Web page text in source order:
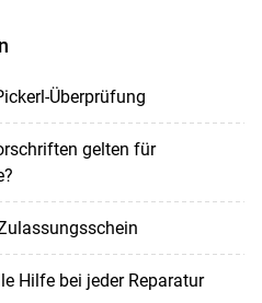
Überprüfung
gelten für
Hilfe bei jeder Reparatur